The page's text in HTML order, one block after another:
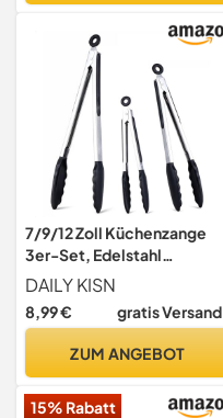
Tongs,Buffetzange
Pastazange,Zuckerzange
7/9/12 Zoll Küchenzange
3er-Set, Edelstahl
Grillzange Mit
Silikonspitzen
DAILY KISN
8,99 € gratis Versand
ZUM ANGEBOT
15% Rabatt